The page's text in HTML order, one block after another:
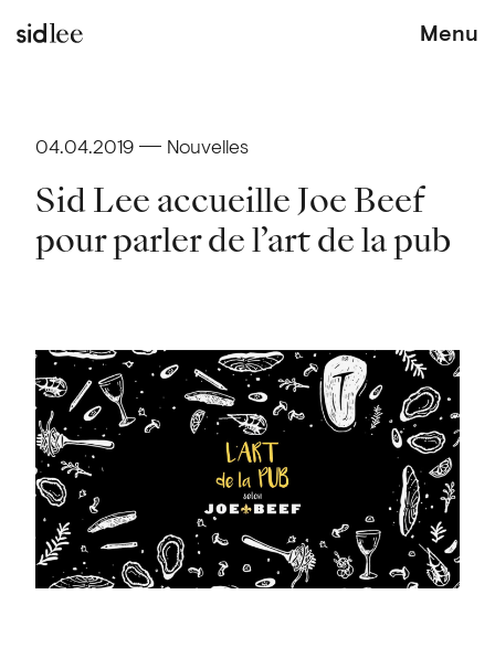
Menu
04.04.2019 Nouvelles
Sid Lee accueille Joe Beef
pour parler de l’art de la pub